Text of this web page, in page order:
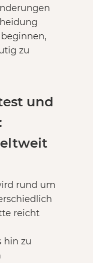
zu
und
rund um
reicht
hin zu